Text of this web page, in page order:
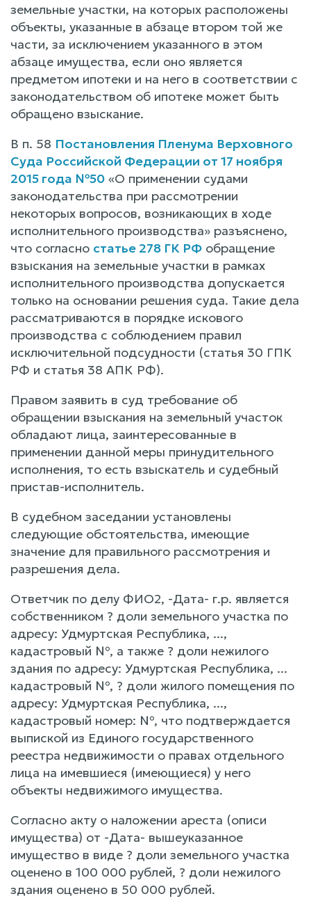
земельные участки, на которых расположены
объекты, указанные в абзаце втором той же
части, за исключением указанного в этом
абзаце имущества, если оно является
предметом ипотеки и на него в соответствии с
законодательством об ипотеке может быть
обращено взыскание.
В п. 58 Постановления Пленума Верховного
Суда Российской Федерации от 17 ноября
2015 года №50 «О применении судами
законодательства при рассмотрении
некоторых вопросов, возникающих в ходе
исполнительного производства» разъяснено,
что согласно статье 278 ГК РФ обращение
взыскания на земельные участки в рамках
исполнительного производства допускается
только на основании решения суда. Такие дела
рассматриваются в порядке искового
производства с соблюдением правил
исключительной подсудности (статья 30 ГПК
РФ и статья 38 АПК РФ).
Правом заявить в суд требование об
обращении взыскания на земельный участок
обладают лица, заинтересованные в
применении данной меры принудительного
исполнения, то есть взыскатель и судебный
пристав-исполнитель.
В судебном заседании установлены
следующие обстоятельства, имеющие
значение для правильного рассмотрения и
разрешения дела.
Ответчик по делу ФИО2, -Дата- г.р. является
собственником ? доли земельного участка по
адресу: Удмуртская Республика, ...,
кадастровый №, а также ? доли нежилого
здания по адресу: Удмуртская Республика, ...
кадастровый №, ? доли жилого помещения по
адресу: Удмуртская Республика, ...,
кадастровый номер: №, что подтверждается
выпиской из Единого государственного
реестра недвижимости о правах отдельного
лица на имевшиеся (имеющиеся) у него
объекты недвижимого имущества.
Согласно акту о наложении ареста (описи
имущества) от -Дата- вышеуказанное
имущество в виде ? доли земельного участка
оценено в 100 000 рублей, ? доли нежилого
здания оценено в 50 000 рублей.